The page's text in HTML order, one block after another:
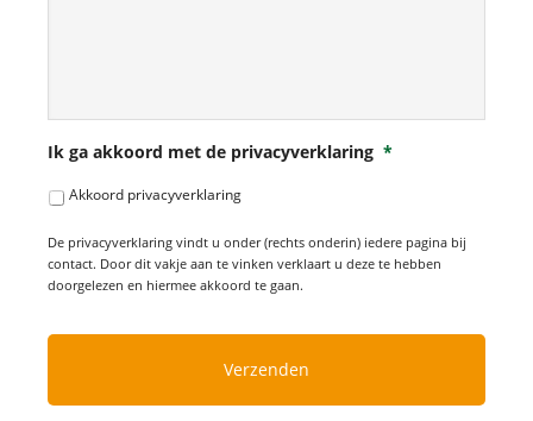
Ik ga akkoord met de privacyverklaring *
Akkoord privacyverklaring
De privacyverklaring vindt u onder (rechts onderin) iedere pagina bij
contact. Door dit vakje aan te vinken verklaart u deze te hebben
doorgelezen en hiermee akkoord te gaan.